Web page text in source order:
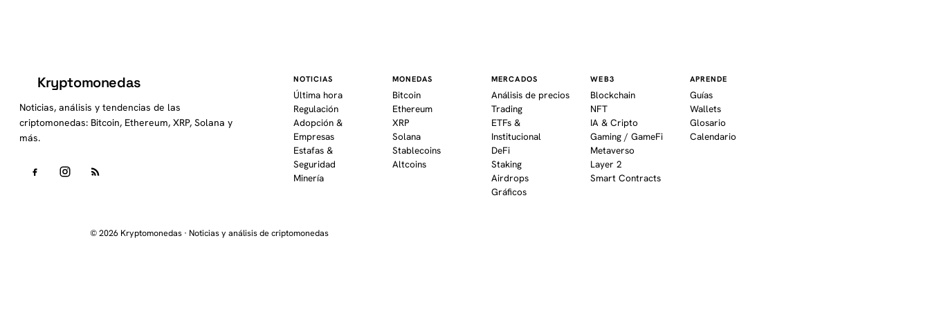
Kryptomonedas
Noticias, análisis y tendencias de las
criptomonedas: Bitcoin, Ethereum, XRP, Solana y
más.
NOTICIAS
Última hora
Regulación
Adopción &
Empresas
Estafas &
Seguridad
Minería
MONEDAS
Bitcoin
Ethereum
XRP
Solana
Stablecoins
Altcoins
MERCADOS
Análisis de precios
Trading
ETFs &
Institucional
DeFi
Staking
Airdrops
Gráficos
WEB3
Blockchain
NFT
IA & Cripto
Gaming / GameFi
Metaverso
Layer 2
Smart Contracts
APRENDE
Guías
Wallets
Glosario
Calendario
© 2026 Kryptomonedas · Noticias y análisis de criptomonedas